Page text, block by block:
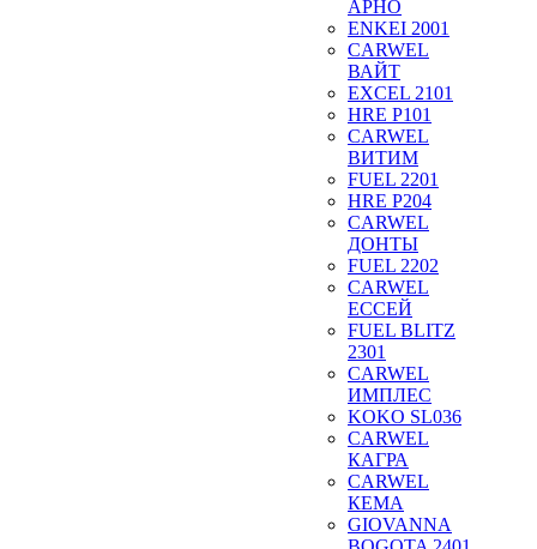
АРНО
ENKEI 2001
CARWEL
ВАЙТ
EXCEL 2101
HRE P101
CARWEL
ВИТИМ
FUEL 2201
HRE P204
CARWEL
ДОНТЫ
FUEL 2202
CARWEL
ЕССЕЙ
FUEL BLITZ
2301
CARWEL
ИМПЛЕС
KOKO SL036
CARWEL
КАГРА
CARWEL
КЕМА
GIOVANNA